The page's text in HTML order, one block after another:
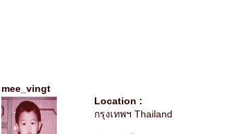
mee_vingt
Location :
กรุงเทพฯ Thailand